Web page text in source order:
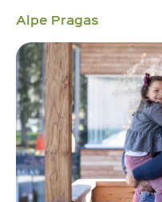
Alpe Pragas